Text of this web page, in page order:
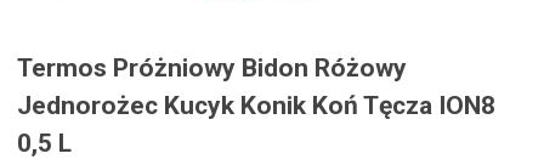
Termos Próżniowy Bidon Różowy
Jednorożec Kucyk Konik Koń Tęcza ION8
0,5 L